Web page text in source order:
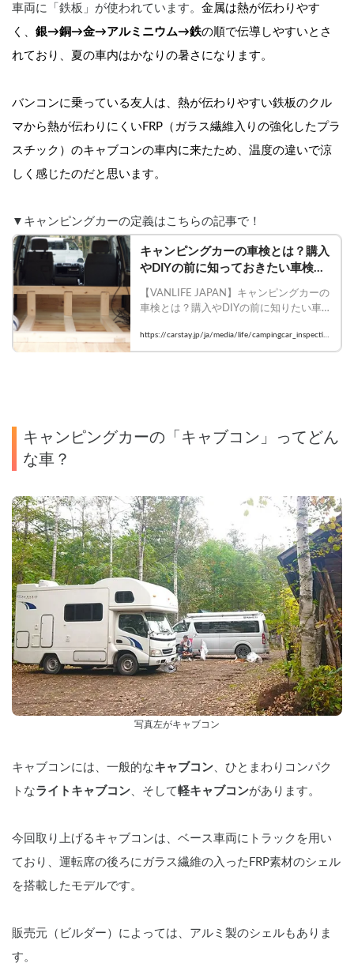
車両に「鉄板」が使われています。 金属は熱が伝わりやす
く、 銀→銅→金→アルミニウム→鉄の順で伝導しやすいとさ
れており、夏の車内はかなりの暑さになります。
バンコンに乗っている友人は、熱が伝わりやすい鉄板のクル
マから熱が伝わりにくいFRP（ガラス繊維入りの強化したプラ
スチック）のキャブコンの車内に来たため、温度の違いで涼
しく感じたのだと思います。
▼キャンピングカーの定義はこちらの記事で！
キャンピングカーの車検とは？購入
やDIYの前に知っておきたい車検の
【VANLIFE JAPAN】キャンピングカーの
車検とは？購入やDIYの前に知りたい車
    #VANLIFEJAPAN #キャンピングカー
#DIY
https://carstay.jp/ja/media/life/campingcar_inspectio
n
キャンピングカーの「キャブコン」ってどん
な車？
写真左がキャブコン
キャブコンには、一般的なキャブコン、ひとまわりコンパク
トなライトキャブコン、そして軽キャブコンがあります。
今回取り上げるキャブコンは、ベース車両にトラックを用い
ており、運転席の後ろにガラス繊維の入ったFRP素材のシェル
を搭載したモデルです。
販売元（ビルダー）によっては、アルミ製のシェルもありま
す。